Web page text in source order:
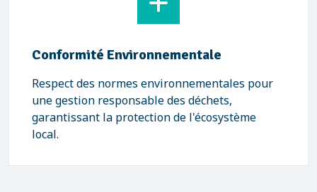
Conformité Environnementale
Respect des normes environnementales pour
une gestion responsable des déchets,
garantissant la protection de l'écosystème
local.